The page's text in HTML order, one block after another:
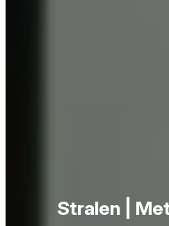
Stralen |